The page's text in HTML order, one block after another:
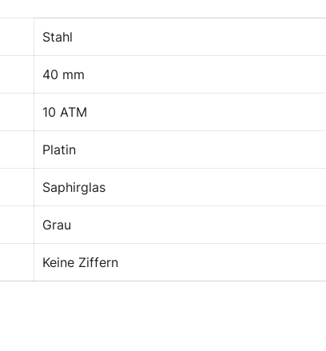
Stahl
40 mm
10 ATM
Platin
Saphirglas
Grau
Keine Ziffern